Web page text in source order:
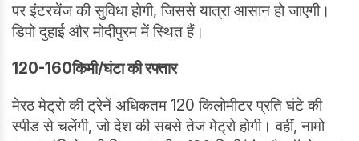
पर इंटरचेंज की सुविधा होगी, जिससे यात्रा आसान हो जाएगी।
डिपो दुहाई और मोदीपुरम में स्थित हैं।
120-160किमी/घंटा की रफ्तार
मेरठ मेट्रो की ट्रेनें अधिकतम 120 किलोमीटर प्रति घंटे की
स्पीड से चलेंगी, जो देश की सबसे तेज मेट्रो होगी। वहीं, नामो